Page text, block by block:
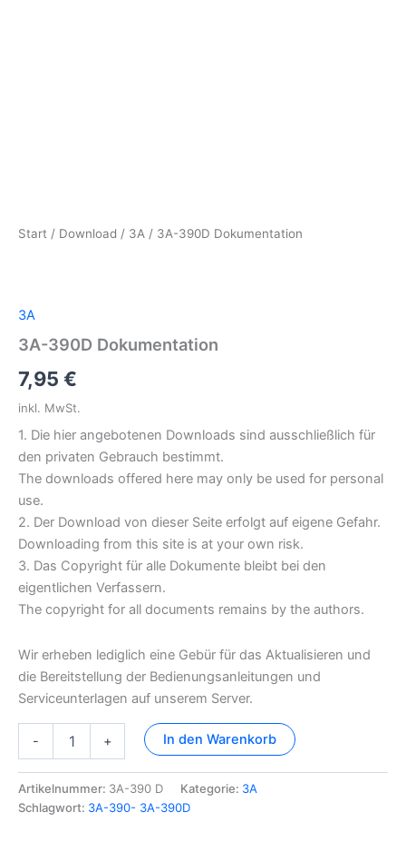
Start / Download / 3A / 3A-390D Dokumentation
3A
3A-390D Dokumentation
7,95 €
inkl. MwSt.
1. Die hier angebotenen Downloads sind ausschließlich für
den privaten Gebrauch bestimmt.
The downloads offered here may only be used for personal
use.
2. Der Download von dieser Seite erfolgt auf eigene Gefahr.
Downloading from this site is at your own risk.
3. Das Copyright für alle Dokumente bleibt bei den
eigentlichen Verfassern.
The copyright for all documents remains by the authors.
Wir erheben lediglich eine Gebür für das Aktualisieren und
die Bereitstellung der Bedienungsanleitungen und
Serviceunterlagen auf unserem Server.
-
Menge
+ In den Warenkorb
Artikelnummer: 3A-390 D Kategorie: 3A
Schlagwort: 3A-390- 3A-390D